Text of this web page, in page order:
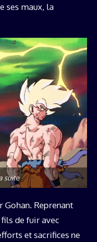
ses maux, la
suite
Reprenant
de fuir avec
et sacrifices ne